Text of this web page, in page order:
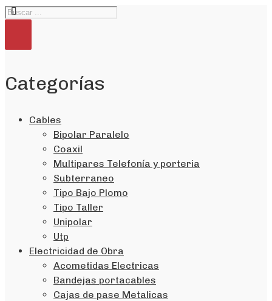
Categorías
Cables
Bipolar Paralelo
Coaxil
Multipares Telefonía y porteria
Subterraneo
Tipo Bajo Plomo
Tipo Taller
Unipolar
Utp
Electricidad de Obra
Acometidas Electricas
Bandejas portacables
Cajas de pase Metalicas